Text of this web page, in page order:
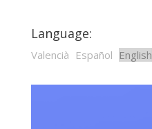
Language:
Valencià Español English